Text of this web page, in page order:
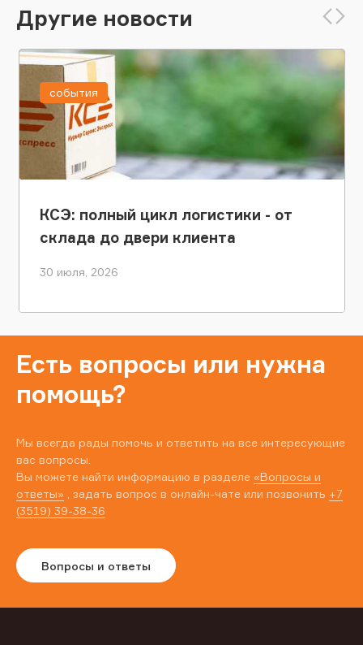
Другие новости
КСЭ: полный цикл логистики - от
склада до двери клиента
30 июля, 2026
события
Есть вопросы или нужна
помощь?
Мы всегда рады помочь и ответить на все интересующие
вас вопросы.
Вы можете найти информацию в разделе «Вопросы и
ответы» , задать вопрос в онлайн-чате или позвонить +7
(3519) 39-38-36
Вопросы и ответы